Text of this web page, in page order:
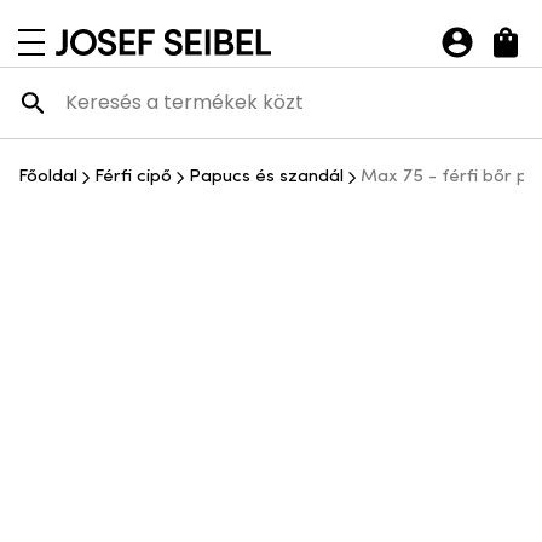
navigációs menü megnyitása
Josef Seibel Webshop
Főoldal Férfi cipő Papucs és szandál Max 75 - férfi bőr